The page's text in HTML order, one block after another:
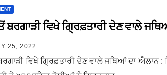
ਬਰਗਾੜੀ ਵਿਖੇ ਗ੍ਰਿਫ਼ਤਾਰੀ ਦੇਣ ਵਾਲੇ
25, 2022
ਵਿਖੇ ਗ੍ਰਿਫ਼ਤਾਰੀ ਦੇਣ ਵਾਲੇ ਜਥਿਆਂ ਦਾ ਐਲਾਨ :